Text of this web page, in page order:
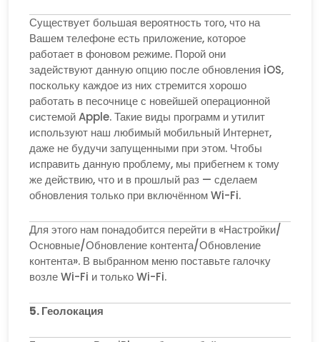
Существует большая вероятность того, что на
Вашем телефоне есть приложение, которое
работает в фоновом режиме. Порой они
задействуют данную опцию после обновления iOS,
поскольку каждое из них стремится хорошо
работать в песочнице с новейшей операционной
системой Apple. Такие виды программ и утилит
используют наш любимый мобильный Интернет,
даже не будучи запущенными при этом. Чтобы
исправить данную проблему, мы прибегнем к тому
же действию, что и в прошлый раз — сделаем
обновления только при включённом Wi-Fi.
Для этого нам понадобится перейти в «Настройки/
Основные/Обновление контента/Обновление
контента». В выбранном меню поставьте галочку
возле Wi-Fi и только Wi-Fi.
5. Геолокация